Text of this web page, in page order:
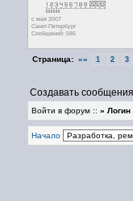
с мая 2007
Санкт-Петербург
Сообщений: 585
Страница: «« 1 2 3
Создавать
Войти в форум :: » Логин
Начало